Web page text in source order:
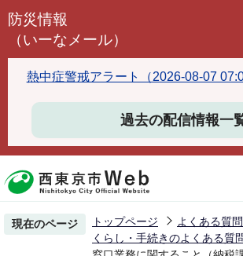
こ
頭
で
防災情報
（いーなメール）
熱中症警戒アラート（2026-08-07
過去の配信情報一
現在のページ トップページ
よくある質問
くらし・手続きのよくある質